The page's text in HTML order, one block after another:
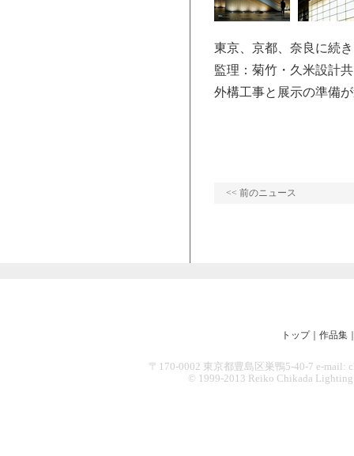
東京、京都、奈良に続
監理：菊竹・久米設計
外構工事と展示の準備
<< 前のニュース
トップ｜ 作品集
〒170-0002 東京都豊島区巣鴨5-40-7 e-mail:
© 1999-2013 Reiko Chikada Lighting